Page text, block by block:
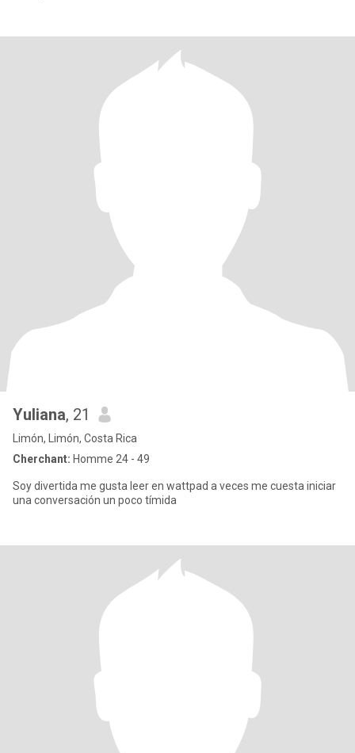
Yuliana, 21
Limón, Limón, Costa Rica
Cherchant: Homme 24 - 49
Soy divertida me gusta leer en wattpad a veces me cuesta iniciar
una conversación un poco tímida